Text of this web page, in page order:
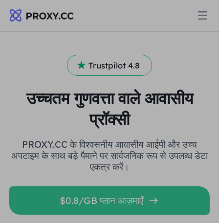
आवासीय प्रॉक्सी
स्थैतिक आवासीय प्रॉक्सी
असीमित आवासीय प्रॉक्सी
स्थिर डेटा केंद्र एजेंट
मूल्य निर्धारण
आवासीय प्रॉक्सी $0.8/जीबी
बाजार अनुसंधान
Trustpilot 4.8
उच्चतम गुणवत्ता वाले आवासीय
प्रॉक्सी
PROXY.CC के विश्वसनीय आवासीय आईपी और उच्च
अपटाइम के साथ बड़े पैमाने पर सार्वजनिक रूप से उपलब्ध डेटा
एकत्र करें।
$0.8/GB प्लान आज़माएँ